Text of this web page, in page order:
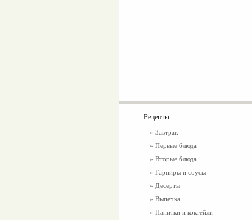
Рецепты
» Завтрак
» Первые блюда
» Вторые блюда
» Гарниры и соусы
» Десерты
» Выпечка
» Напитки и коктейли